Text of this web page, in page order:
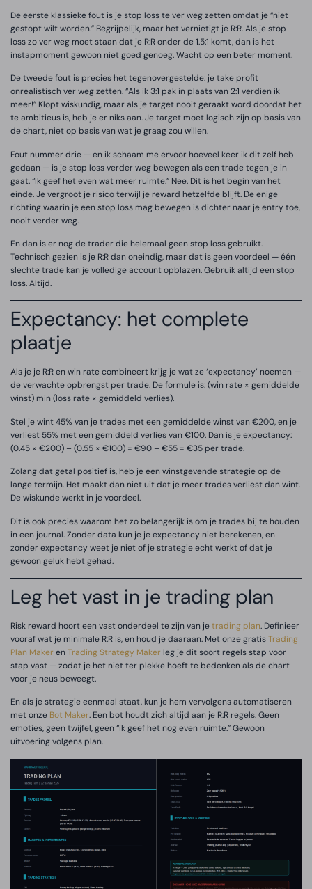
De eerste klassieke fout is je stop loss te ver weg zetten omdat je “niet
gestopt wilt worden.” Begrijpelijk, maar het vernietigt je R:R. Als je stop
loss zo ver weg moet staan dat je R:R onder de 1.5:1 komt, dan is het
instapmoment gewoon niet goed genoeg. Wacht op een beter moment.
De tweede fout is precies het tegenovergestelde: je take profit
onrealistisch ver weg zetten. “Als ik 3:1 pak in plaats van 2:1 verdien ik
meer!” Klopt wiskundig, maar als je target nooit geraakt word doordat het
te ambitieus is, heb je er niks aan. Je target moet logisch zijn op basis van
de chart, niet op basis van wat je graag zou willen.
Fout nummer drie — en ik schaam me ervoor hoeveel keer ik dit zelf heb
gedaan — is je stop loss verder weg bewegen als een trade tegen je in
gaat. “Ik geef het even wat meer ruimte.” Nee. Dit is het begin van het
einde. Je vergroot je risico terwijl je reward hetzelfde blijft. De enige
richting waarin je een stop loss mag bewegen is dichter naar je entry toe,
nooit verder weg.
En dan is er nog de trader die helemaal geen stop loss gebruikt.
Technisch gezien is je R:R dan oneindig, maar dat is geen voordeel — één
slechte trade kan je volledige account opblazen. Gebruik altijd een stop
loss. Altijd.
Expectancy: het complete
plaatje
Als je je R:R en win rate combineert krijg je wat ze ‘expectancy’ noemen —
de verwachte opbrengst per trade. De formule is: (win rate × gemiddelde
winst) min (loss rate × gemiddeld verlies).
Stel je wint 45% van je trades met een gemiddelde winst van €200, en je
verliest 55% met een gemiddeld verlies van €100. Dan is je expectancy:
(0.45 × €200) – (0.55 × €100) = €90 – €55 = €35 per trade.
Zolang dat getal positief is, heb je een winstgevende strategie op de
lange termijn. Het maakt dan niet uit dat je meer trades verliest dan wint.
De wiskunde werkt in je voordeel.
Dit is ook precies waarom het zo belangerijk is om je trades bij te houden
in een journal. Zonder data kun je je expectancy niet berekenen, en
zonder expectancy weet je niet of je strategie echt werkt of dat je
gewoon geluk hebt gehad.
Leg het vast in je trading plan
Risk reward hoort een vast onderdeel te zijn van jetrading plan. Definieer
vooraf wat je minimale R:R is, en houd je daaraan. Met onze gratisTrading
Plan Maker en Trading Strategy Maker leg je dit soort regels stap voor
stap vast — zodat je het niet ter plekke hoeft te bedenken als de chart
voor je neus beweegt.
En als je strategie eenmaal staat, kun je hem vervolgens automatiseren
met onze Bot Maker. Een bot houdt zich altijd aan je R:R regels. Geen
emoties, geen twijfel, geen “ik geef het nog even ruimte.” Gewoon
uitvoering volgens plan.